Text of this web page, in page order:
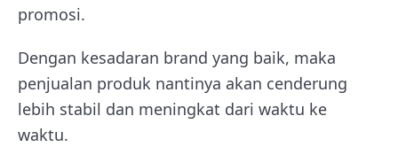
promosi.
Dengan kesadaran brand yang baik, maka
penjualan produk nantinya akan cenderung
lebih stabil dan meningkat dari waktu ke
waktu.